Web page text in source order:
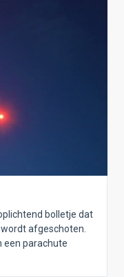
bolletje dat
afgeschoten.
een parachute